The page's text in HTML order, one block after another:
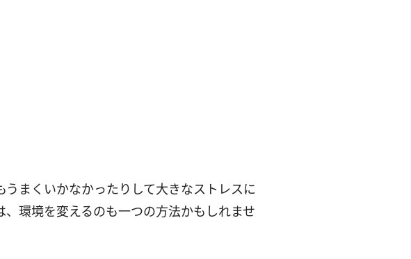
まくいかなかったりして大きなストレスに
環境を変えるのも一つの方法かもしれませ